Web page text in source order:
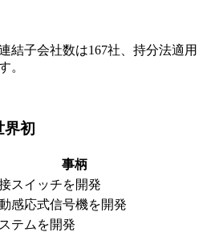
結子会社数は167社、持分法適用
。
初
事柄
スイッチを開発
感応式信号機を開発
テムを開発